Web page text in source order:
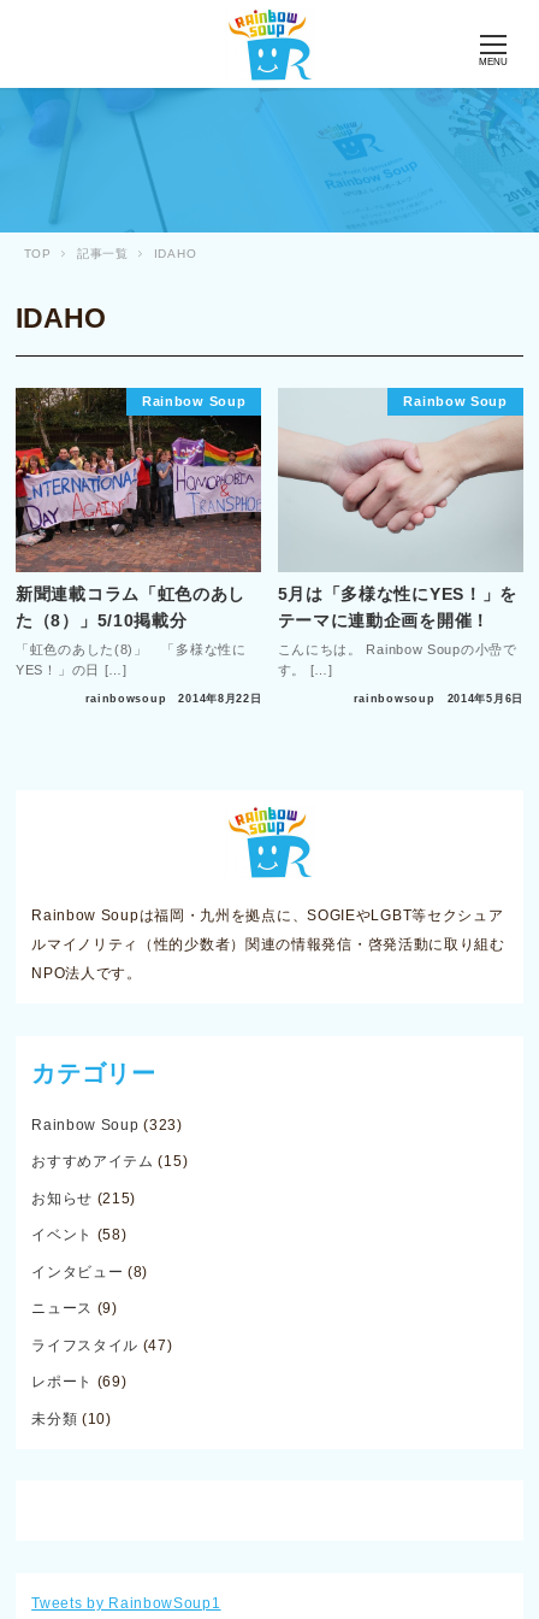
MENU
TOP 記事一覧 IDAHO
IDAHO
Rainbow Soup
新聞連載コラム「虹色のあし
た（8）」5/10掲載分
「虹色のあした(8)」 「多様な性に
YES！」の日 […]
rainbowsoup 2014年8月22日
Rainbow Soup
5月は「多様な性にYES！」を
テーマに連動企画を開催！
こんにちは。 Rainbow Soupの小嵒で
す。 […]
rainbowsoup 2014年5月6日
Rainbow Soupは福岡・九州を拠点に、SOGIEやLGBT等セクシュア
ルマイノリティ（性的少数者）関連の情報発信・啓発活動に取り組む
NPO法人です。
カテゴリー
Rainbow Soup (323)
おすすめアイテム (15)
お知らせ (215)
イベント (58)
インタビュー (8)
ニュース (9)
ライフスタイル (47)
レポート (69)
未分類 (10)
Tweets by RainbowSoup1